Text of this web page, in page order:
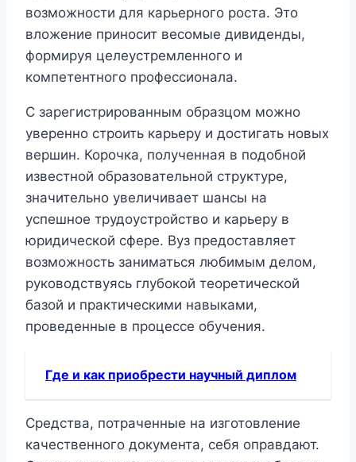
возможности для карьерного роста. Это
вложение приносит весомые дивиденды,
формируя целеустремленного и
компетентного профессионала.
С зарегистрированным образцом можно
уверенно строить карьеру и достигать новых
вершин. Корочка, полученная в подобной
известной образовательной структуре,
значительно увеличивает шансы на
успешное трудоустройство и карьеру в
юридической сфере. Вуз предоставляет
возможность заниматься любимым делом,
руководствуясь глубокой теоретической
базой и практическими навыками,
проведенные в процессе обучения.
Где и как приобрести научный диплом
Средства, потраченные на изготовление
качественного документа, себя оправдают.